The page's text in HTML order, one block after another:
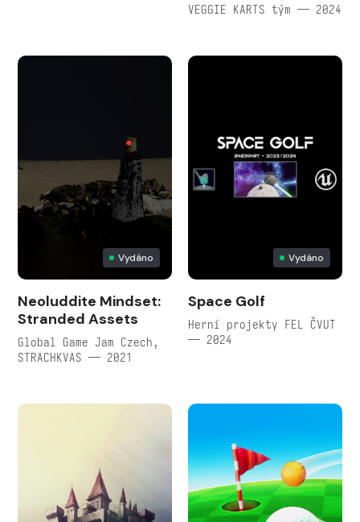
VEGGIE KARTS tým — 2024
Vydáno
Neoluddite Mindset:
Stranded Assets
Global Game Jam Czech,
STRACHKVAS — 2021
Vydáno
Space Golf
Herní projekty FEL ČVUT
— 2024